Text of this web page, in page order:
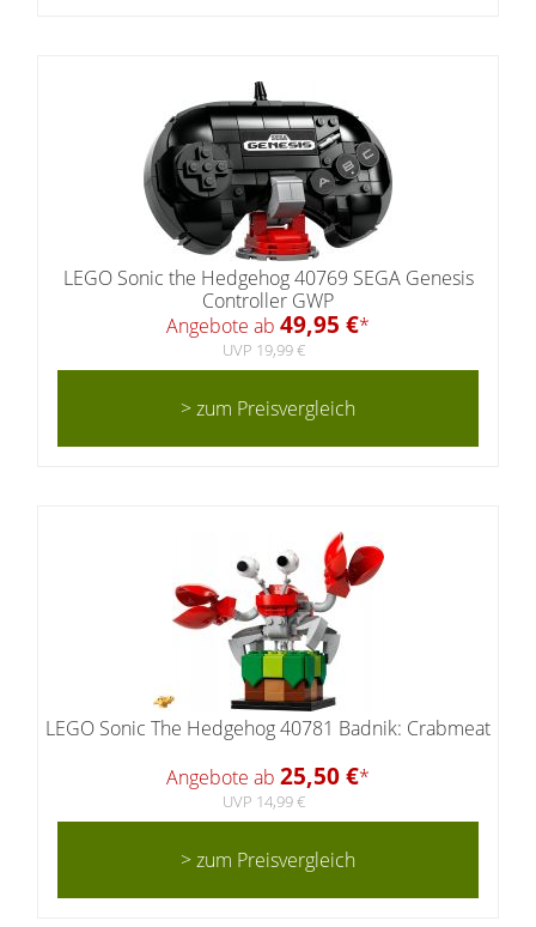
LEGO Sonic the Hedgehog 40769 SEGA Genesis
Controller GWP
Angebote ab 49,95 €*
UVP 19,99 €
> zum Preisvergleich
LEGO Sonic The Hedgehog 40781 Badnik: Crabmeat
Angebote ab 25,50 €*
UVP 14,99 €
> zum Preisvergleich